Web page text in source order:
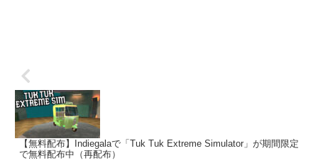
【無料配布】Indiegalaで「Tuk Tuk Extreme Simulator」が期間限定
で無料配布中（再配布）